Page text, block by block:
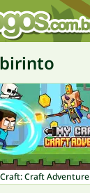
Craft Adventure